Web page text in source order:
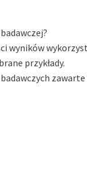
wyników
przykłady.